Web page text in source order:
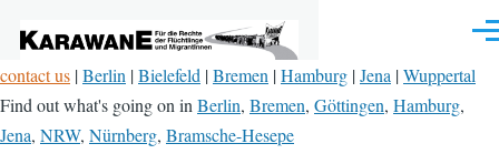
contact us |Berlin |Bielefeld |Bremen |Hamburg |Jena |Wuppertal
Find out what's going on in Berlin, Bremen, Göttingen, Hamburg,
Jena, NRW, Nürnberg, Bramsche-Hesepe